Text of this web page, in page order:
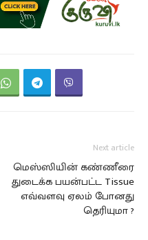
Next article
மெஸ்ஸியின் கண்ணீரை
துடைக்க பயன்பட்ட Tissue
எவ்வளவு ஏலம் போனது
தெரியுமா ?